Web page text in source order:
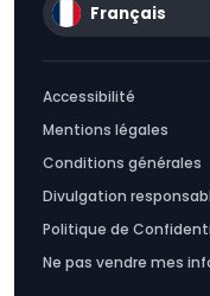
Français
Accessibilité
Mentions légales
Conditions générales
Divulgation
Politique de
Ne pas vendre mes